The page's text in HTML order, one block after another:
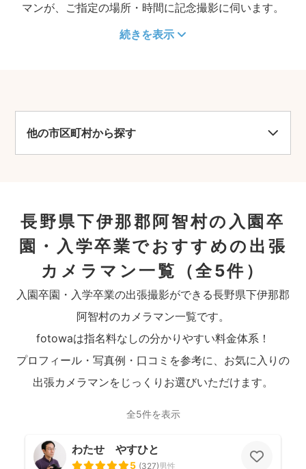
マンが、ご指定の場所・時間に記念撮影に伺います。
続きを表示
他の市区町村から探す
長野県下伊那郡阿智村の入園卒
園・入学卒業でおすすめの出張
カメラマン一覧
（全5件）
入園卒園・入学卒業の出張撮影ができる長野県下伊那郡
阿智村のカメラマン一覧です。
fotowaは指名料なしの分かりやすい料金体系！
プロフィール・写真例・口コミを参考に、お気に入りの
出張カメラマンをじっくりお選びいただけます。
全5件を表示
わたせ やすひと
5 (327)男性